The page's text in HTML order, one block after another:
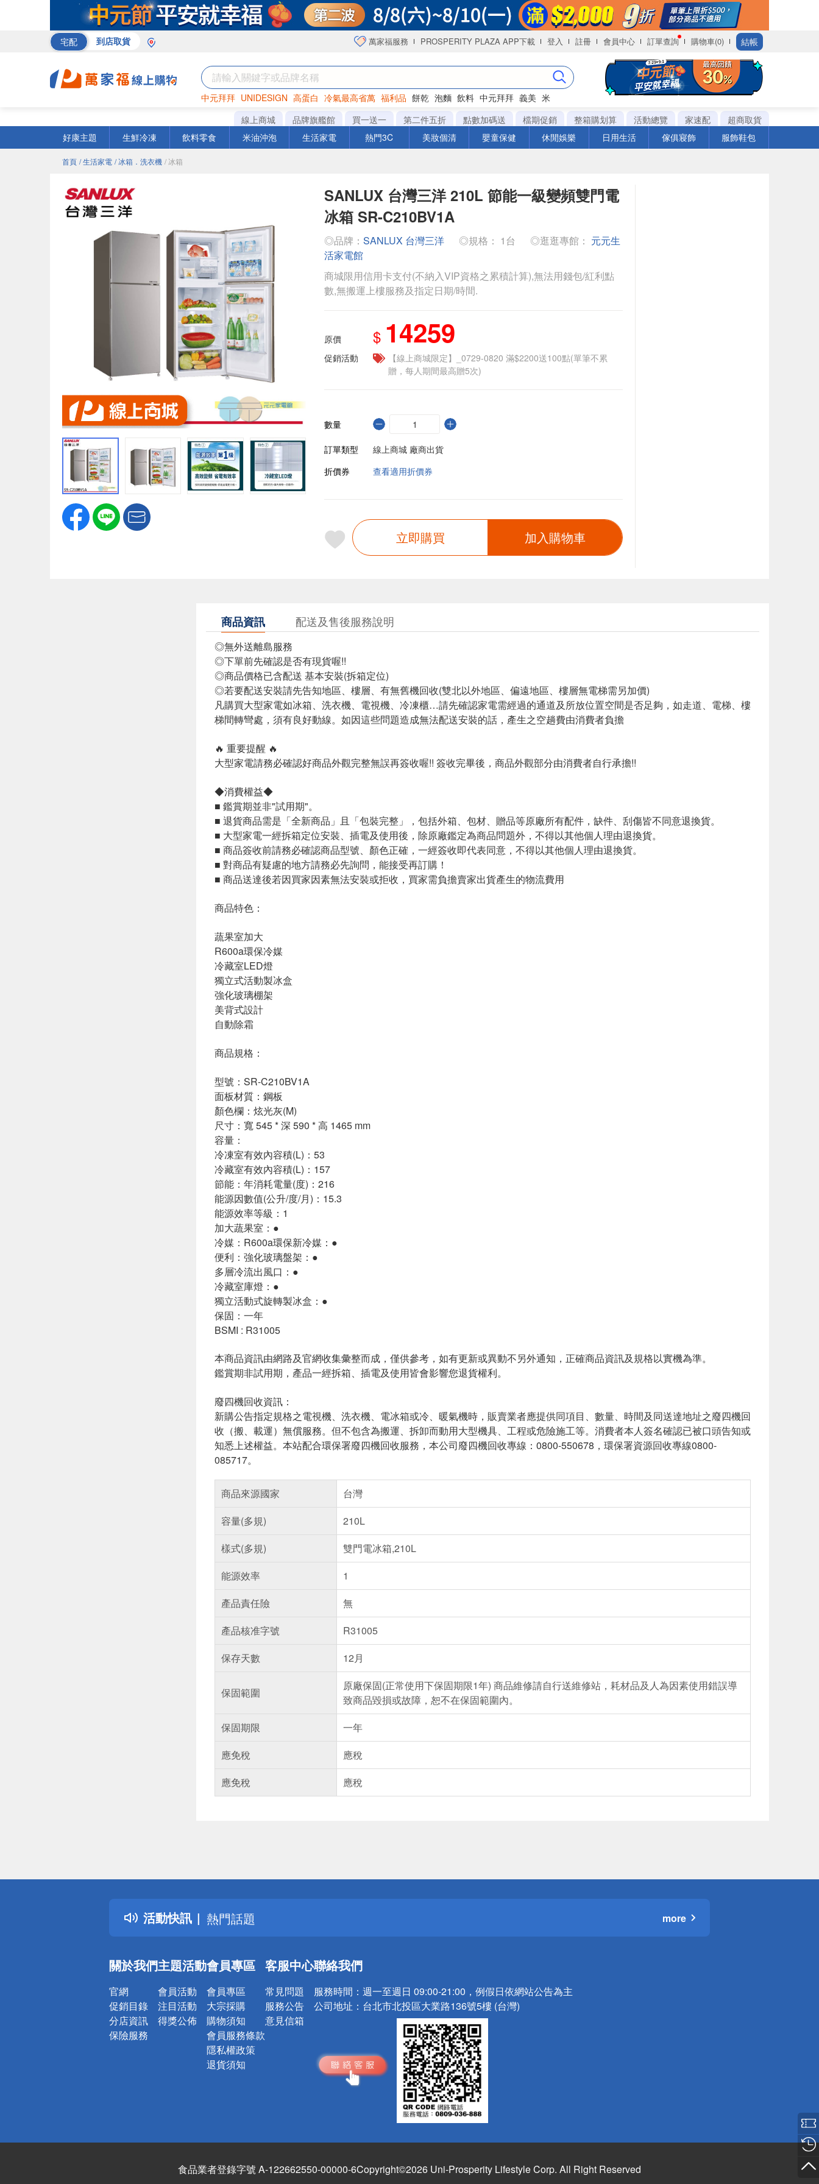
宅配 到店取貨 萬家福服務 PROSPERITY PLAZA APP下載 登入 註冊 會員中心 訂單查詢 購物車(0) 結帳
中元拜拜 UNIDESIGN 高蛋白 冷氣最高省萬 福利品 餅乾 泡麵 飲料 中元拜拜 義美 米
罐頭 咖啡 海苔
線上商城 品牌旗艦館 買一送一 第二件五折 點數加碼送 檔期促銷 整箱購划算 活動總覽 家速配
超商取貨
好康主題
生鮮冷凍 飲料零食 米油沖泡 生活家電 熱門3C 美妝個清 嬰童保健 休閒娛樂 日用生活 傢俱寢飾 服飾鞋包
首頁 / 生活家電 / 冰箱．洗衣機 / 冰箱
SANLUX 台灣三洋 210L 節能一級變頻雙門電
冰箱 SR-C210BV1A
◎品牌： SANLUX 台灣三洋 ◎規格： 1台 ◎逛逛專館： 元元生
活家電館
商城限用信用卡支付(不納入VIP資格之累積計算),無法用錢包/紅利點
數,無搬運上樓服務及指定日期/時間.
原價 $ 14259
促銷活動
【線上商城限定】_0729-0820 滿$2200送100點(單筆不累
贈，每人期間最高贈5次)
數量
訂單類型
線上商城 廠商出貨
折價券
查看適用折價券
立即購買 加入購物車
商品資訊 配送及售後服務說明
◎無外送離島服務
◎下單前先確認是否有現貨喔!!
◎商品價格已含配送 基本安裝(拆箱定位)
◎若要配送安裝請先告知地區、樓層、有無舊機回收(雙北以外地區、偏遠地區、樓層無電梯需另加價)
凡購買大型家電如冰箱、洗衣機、電視機、冷凍櫃…請先確認家電需經過的通道及所放位置空間是否足夠，如走道、電梯、樓
梯間轉彎處，須有良好動線。如因這些問題造成無法配送安裝的話，產生之空趟費由消費者負擔
🔥 重要提醒 🔥
大型家電請務必確認好商品外觀完整無誤再簽收喔!! 簽收完畢後，商品外觀部分由消費者自行承擔!!
◆消費權益◆
■ 鑑賞期並非"試用期"。
■ 退貨商品需是「全新商品」且「包裝完整」，包括外箱、包材、贈品等原廠所有配件，缺件、刮傷皆不同意退換貨。
■ 大型家電一經拆箱定位安裝、插電及使用後，除原廠鑑定為商品問題外，不得以其他個人理由退換貨。
■ 商品簽收前請務必確認商品型號、顏色正確，一經簽收即代表同意，不得以其他個人理由退換貨。
■ 對商品有疑慮的地方請務必先詢問，能接受再訂購！
■ 商品送達後若因買家因素無法安裝或拒收，買家需負擔賣家出貨產生的物流費用
商品特色：
蔬果室加大
R600a環保冷媒
冷藏室LED燈
獨立式活動製冰盒
強化玻璃棚架
美背式設計
自動除霜
商品規格：
型號：SR-C210BV1A
面板材質：鋼板
顏色欄：炫光灰(M)
尺寸：寬 545 * 深 590 * 高 1465 mm
容量：
冷凍室有效內容積(L)：53
冷藏室有效內容積(L)：157
節能：年消耗電量(度)：216
能源因數值(公升/度/月)：15.3
能源效率等級：1
加大蔬果室：●
冷媒：R600a環保新冷媒：●
便利：強化玻璃盤架：●
多層冷流出風口：●
冷藏室庫燈：●
獨立活動式旋轉製冰盒：●
保固：一年
BSMI : R31005
本商品資訊由網路及官網收集彙整而成，僅供參考，如有更新或異動不另外通知，正確商品資訊及規格以實機為準。
鑑賞期非試用期，產品一經拆箱、插電及使用皆會影響您退貨權利。
廢四機回收資訊：
新購公告指定規格之電視機、洗衣機、電冰箱或冷、暖氣機時，販賣業者應提供同項目、數量、時間及同送達地址之廢四機回
收（搬、載運）無償服務。但不包含為搬運、拆卸而動用大型機具、工程或危險施工等。消費者本人簽名確認已被口頭告知或
知悉上述權益。本站配合環保署廢四機回收服務，本公司廢四機回收專線：0800-550678，環保署資源回收專線0800-
085717。
商品來源國家
台灣
容量(多規)
210L
樣式(多規)
雙門電冰箱,210L
能源效率
1
產品責任險
無
產品核准字號
R31005
保存天數
12月
保固範圍
原廠保固(正常使用下保固期限1年) 商品維修請自行送維修站，耗材品及人為因素使用錯誤導
致商品毀損或故障，恕不在保固範圍內。
保固期限
一年
應免稅
應稅
應免稅
應稅
活動快訊
詐騙網頁！請小心！
得獎公告
熱門話題
銀行優惠
詐騙網頁！請小心！
more
關於我們
官網
促銷目錄
分店資訊
保險服務
主題活動
會員活動
注目活動
得獎公佈
會員專區
會員專區
大宗採購
購物須知
會員服務條款
隱私權政策
退貨須知
客服中心
常見問題
服務公告
意見信箱
聯絡我們
服務時間： 週一至週日 09:00-21:00，例假日依網站公告為主
公司地址： 台北市北投區大業路136號5樓 (台灣)
食品業者登錄字號 A-122662550-00000-6Copyright©2026 Uni-Prosperity Lifestyle Corp. All Right Reserved